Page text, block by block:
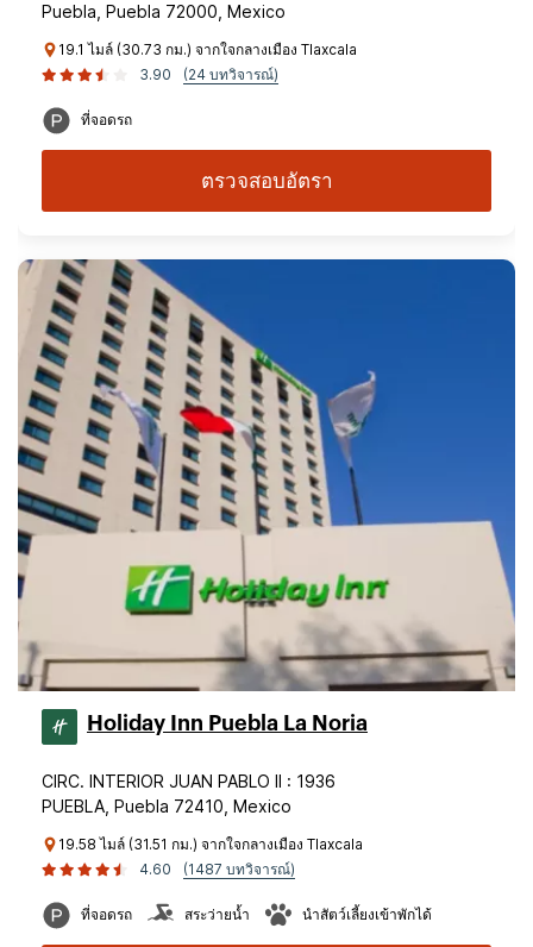
Puebla, Puebla 72000, Mexico
19.1 ไมล์ (30.73 กม.) จากใจกลางเมือง Tlaxcala
3.90
(24 บทวิจารณ์)
ที่จอดรถ
ตรวจสอบอัตรา
Holiday Inn Puebla La Noria
CIRC. INTERIOR JUAN PABLO II : 1936
PUEBLA, Puebla 72410, Mexico
19.58 ไมล์ (31.51 กม.) จากใจกลางเมือง Tlaxcala
4.60
(1487 บทวิจารณ์)
ที่จอดรถ สระว่ายน้ำ นำสัตว์เลี้ยงเข้าพักได้